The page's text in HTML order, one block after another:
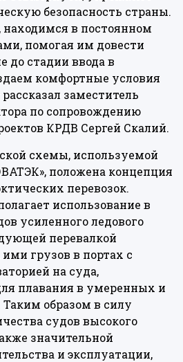
безопасность страны.
в постоянном
помогая им довести
до стадии ввода в
комфортные условия
заместитель
по сопровождению
КРДВ Сергей Скалий.
схемы, используемой
положена концепция
перевозок.
использование в
усиленного ледового
перевалкой
грузов в портах с
на суда,
плавания в умеренных и
образом в силу
судов высокого
значительной
и эксплуатации,